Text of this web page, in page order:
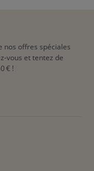
arrondis et les
du quotidien,
qu'on repose. Un
nos offres spéciales
vous et tentez de
€ !